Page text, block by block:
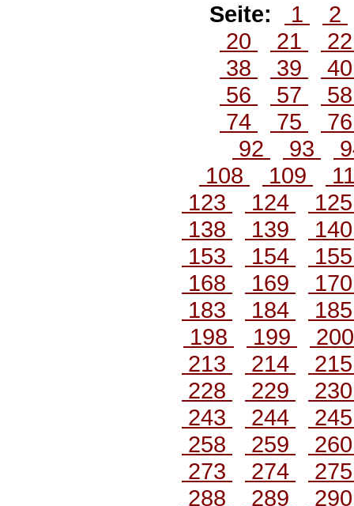
Seite: 1
2
20
21
38
39
56
57
74
75
92
93
108
109
123
124
138
139
153
154
168
169
183
184
198
199
213
214
228
229
243
244
258
259
273
274
288
289